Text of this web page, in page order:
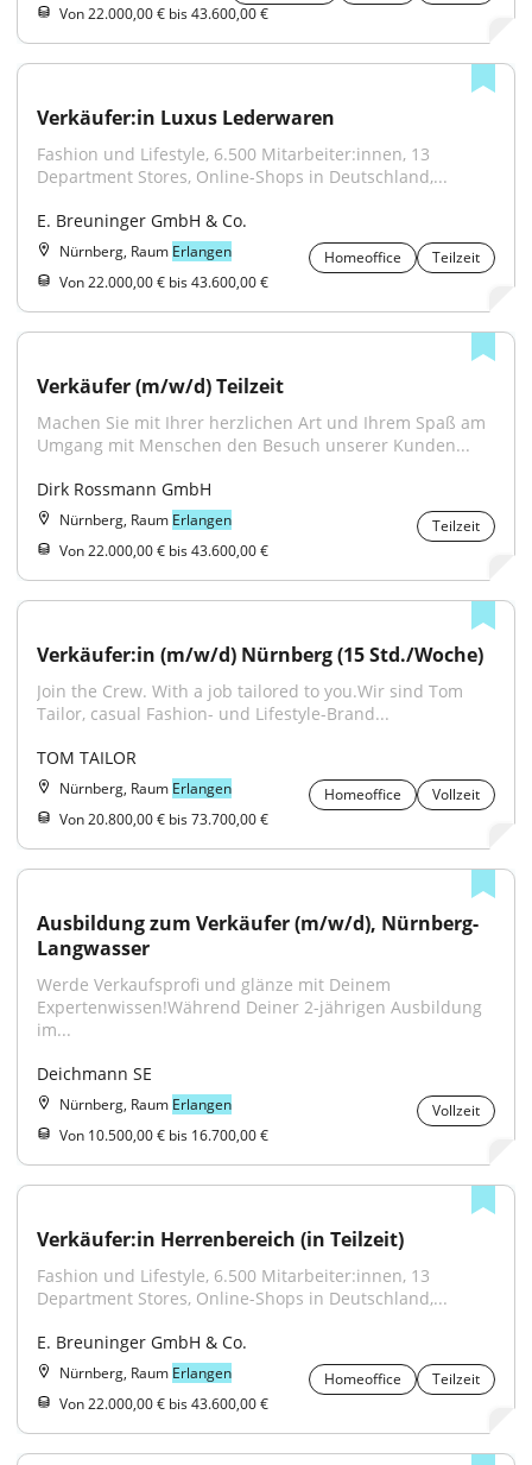
Von 22.000,00 € bis 43.600,00 €
Verkäufer:in Luxus Lederwaren
Fashion und Lifestyle, 6.500 Mitarbeiter:innen, 13
Department Stores, Online-Shops in Deutschland,...
E. Breuninger GmbH & Co.
Nürnberg, Raum Erlangen Homeoffice
Teilzeit
Von 22.000,00 € bis 43.600,00 €
Verkäufer (m/w/d) Teilzeit
Machen Sie mit Ihrer herzlichen Art und Ihrem Spaß am
Umgang mit Menschen den Besuch unserer Kunden...
Dirk Rossmann GmbH
Nürnberg, Raum Erlangen
Teilzeit
Von 22.000,00 € bis 43.600,00 €
Verkäufer:in (m/w/d) Nürnberg (15 Std./Woche)
Join the Crew. With a job tailored to you.Wir sind Tom
Tailor, casual Fashion- und Lifestyle-Brand...
TOM TAILOR
Nürnberg, Raum Erlangen Homeoffice
Vollzeit
Von 20.800,00 € bis 73.700,00 €
Ausbildung zum Verkäufer (m/w/d), Nürnberg-
Langwasser
Werde Verkaufsprofi und glänze mit Deinem
Expertenwissen!Während Deiner 2-jährigen Ausbildung
im...
Deichmann SE
Nürnberg, Raum Erlangen
Vollzeit
Von 10.500,00 € bis 16.700,00 €
Verkäufer:in Herrenbereich (in Teilzeit)
Fashion und Lifestyle, 6.500 Mitarbeiter:innen, 13
Department Stores, Online-Shops in Deutschland,...
E. Breuninger GmbH & Co.
Nürnberg, Raum Erlangen Homeoffice
Teilzeit
Von 22.000,00 € bis 43.600,00 €